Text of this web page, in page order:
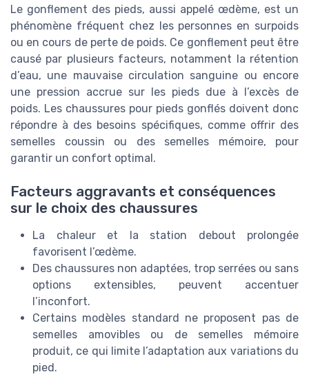
Le gonflement des pieds, aussi appelé œdème, est un
phénomène fréquent chez les personnes en surpoids
ou en cours de perte de poids. Ce gonflement peut être
causé par plusieurs facteurs, notamment la rétention
d’eau, une mauvaise circulation sanguine ou encore
une pression accrue sur les pieds due à l’excès de
poids. Les chaussures pour pieds gonflés doivent donc
répondre à des besoins spécifiques, comme offrir des
semelles coussin ou des semelles mémoire, pour
garantir un confort optimal.
Facteurs aggravants et conséquences
sur le choix des chaussures
La chaleur et la station debout prolongée
favorisent l’œdème.
Des chaussures non adaptées, trop serrées ou sans
options extensibles, peuvent accentuer
l’inconfort.
Certains modèles standard ne proposent pas de
semelles amovibles ou de semelles mémoire
produit, ce qui limite l’adaptation aux variations du
pied.